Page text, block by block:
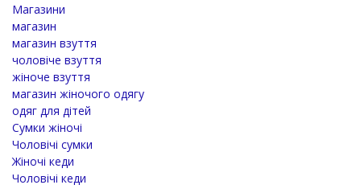
Магазини
магазин
магазин взуття
чоловіче взуття
жіноче взуття
магазин жіночого одягу
одяг для дітей
Cумки жіночі
Чоловічі сумки
Жіночі кеди
Чоловічі кеди